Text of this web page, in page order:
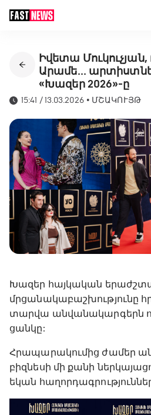
Իվետա Մուկուչյան,
Արամե...
«Խազեր 2026»-ը
15:41 / 13.03.2026 • ՄՇԱԿՈՒՅԹ
Խազեր հայկական
մրցանակաբաշխությունը
տարվա անվանակարգերն
ցանկը:
Հրապարակումից ժամեր
բիզնեսի մի քանի
եկան